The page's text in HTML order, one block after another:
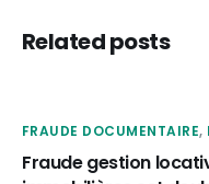
Related posts
FRAUDE DOCUMENTAIRE,
Fraude gestion